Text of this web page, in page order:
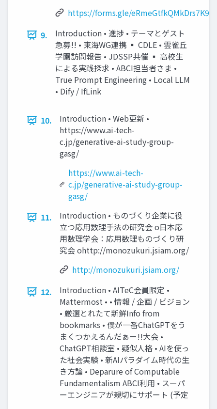
https://forms.gle/eRmeGtfkQMkDrs7K9
9.
Introduction • 進捗 • テーマとゲスト
急募!! • 東海WG連携 ▪ CDLE • 雲雀丘
学園訪問報告 • JDSSP共催 ▪ 高校生
による実践探求 • ABCI担当者さま •
True Prompt Engineering • Local LLM
• Dify / IfLink
10.
Introduction • Web更新 •
https://www.ai-tech-
c.jp/generative-ai-study-group-
gasg/
https://www.ai-tech-
c.jp/generative-ai-study-group-
gasg/
11.
Introduction • ものづくり企業に役
立つ応用数理手法の研究会 o日本応
用数理学会：応用数理ものづくり研
究会 ohttp://monozukuri.jsiam.org/
http://monozukuri.jsiam.org/
12.
Introduction • AITeC会員限定 •
Mattermost • • 情報 / 企画 / ビジョン
• 厳選とれたて新鮮Info from
bookmarks • 僕が一番ChatGPTをう
まくつかえるんだぁー!!大会 •
ChatGPT相談室 • 疑似人格 • AIを使っ
た社会実験 • 新AIパラダイム時代の生
き方論 • Deparure of Computable
Fundamentalism ABCI利用 • スーパ
ーエンジニアが親切にサポート (予定